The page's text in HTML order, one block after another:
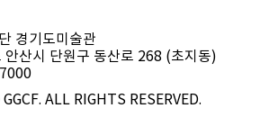
경기도미술관
산시 단원구 동산로 268 (초지동)
ALL RIGHTS RESERVED.